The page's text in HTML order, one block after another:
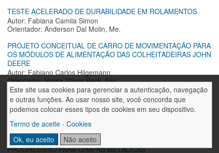
Este site usa cookies para gerenciar a autenticação, navegação
e outras funções. Ao usar nosso site, você concorda que
podemos colocar esses tipos de cookies em seu dispositivo.
Termo de aceite - Cookies
Ok, eu aceito
Não aceito
TESTE ACELERADO DE DURABILIDADE EM ROLAMENTOS
Autor: Fabiana Camila Simon
Orientador: Anderson Dal Molin, Me.
PROJETO CONCEITUAL DE CARRO DE MOVIMENTAÇÃO PARA
OS MÓDULOS DE ALIMENTAÇÃO DAS COLHEITADEIRAS JOHN
DEERE
Autor: Fabiano Carlos Hilgemann
Orientador: Valmir Vilson Beck, Esp.
PROJETO CONCEITUAL DE UM PÓRTICO ROLANTE PARA
MOVIMENTAÇÃO DE PALLETS
Autor: Gustavo Strassburger Remor
Orientador: Ricardo Ferreira Severo, Me.
PROJETO CONCEITUAL DE UM ESTAMPO DE CORTE
PROGRESSIVO PARA CHAPAS METÁLICAS